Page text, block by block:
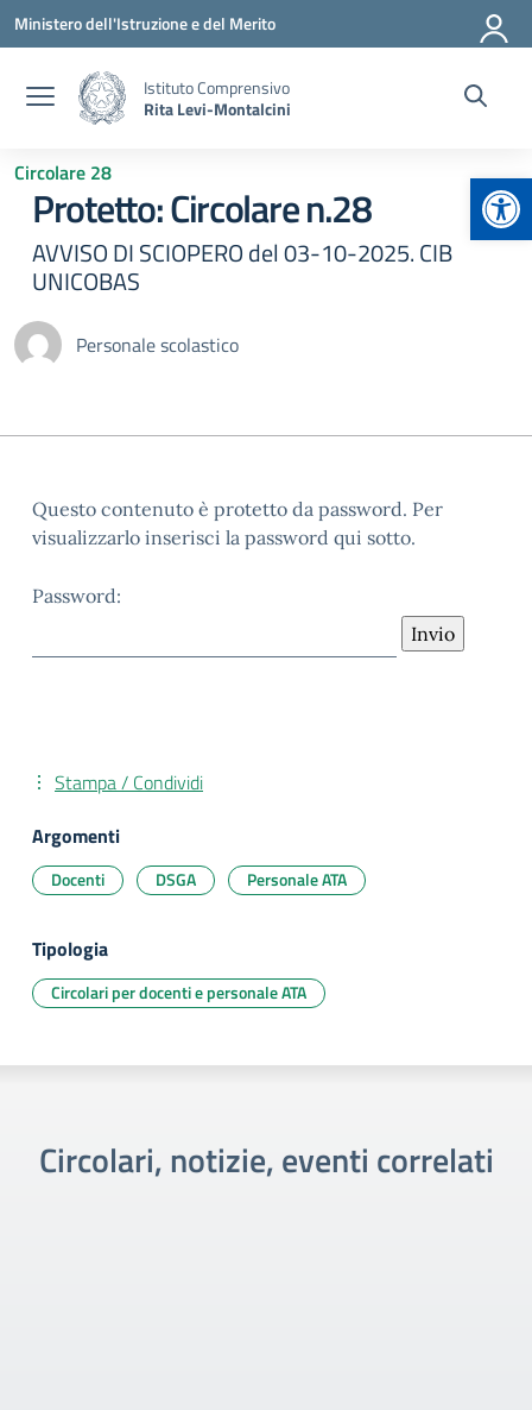
Vai ai contenuti
Vai al menu di navigazione
Vai al footer
Ministero dell'Istruzione e del Merito
Istituto Comprensivo
Rita Levi-Montalcini
Circolare 28
Protetto: Circolare n.28
AVVISO DI SCIOPERO del 03-10-2025. CIB
UNICOBAS
Personale scolastico
Questo contenuto è protetto da password. Per
visualizzarlo inserisci la password qui sotto.
Password:
Stampa / Condividi
Argomenti
Docenti DSGA Personale ATA
Tipologia
Circolari per docenti e personale ATA
Circolari, notizie, eventi correlati